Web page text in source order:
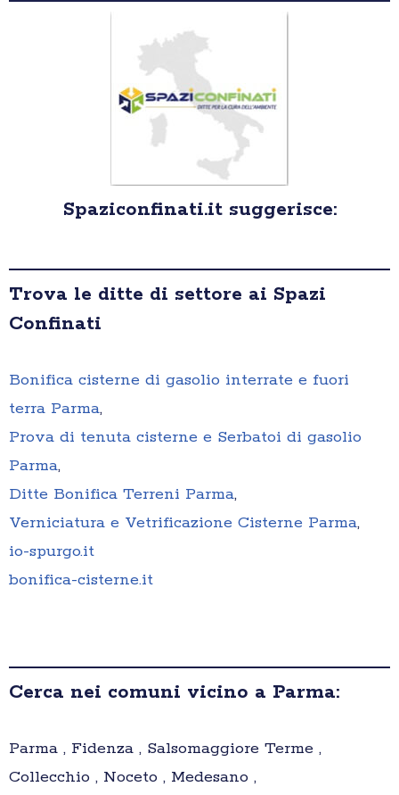
Spaziconfinati.it suggerisce:
Trova le ditte di settore ai Spazi
Confinati
Bonifica cisterne di gasolio interrate e fuori
terra Parma,
Prova di tenuta cisterne e Serbatoi di gasolio
Parma,
Ditte Bonifica Terreni Parma,
Verniciatura e Vetrificazione Cisterne Parma,
io-spurgo.it
bonifica-cisterne.it
Cerca nei comuni vicino a Parma:
Parma , Fidenza , Salsomaggiore Terme ,
Collecchio , Noceto , Medesano ,